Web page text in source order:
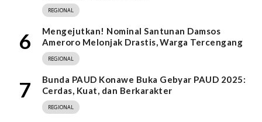
REGIONAL
6
Mengejutkan! Nominal Santunan Damsos
Ameroro Melonjak Drastis, Warga Tercengang
REGIONAL
7
Bunda PAUD Konawe Buka Gebyar PAUD 2025:
Cerdas, Kuat, dan Berkarakter
REGIONAL